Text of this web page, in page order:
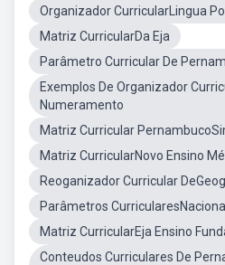
Organizador CurricularLingua
Matriz CurricularDa Eja
Parâmetro Curricular De
Exemplos De Organizador
Numeramento
Matriz Curricular
Matriz CurricularNovo Ensino
Reoganizador Curricular
Parâmetros
Matriz CurricularEja Ensino
Conteudos Curriculares De